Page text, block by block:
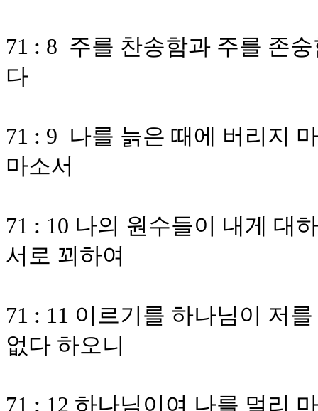
71 : 8 주를 찬송함과 주를 존
다
71 : 9 나를 늙은 때에 버리지
마소서
71 : 10 나의 원수들이 내게 대
서로 꾀하여
71 : 11 이르기를 하나님이 저
없다 하오니
71 : 12 하나님이여 나를 멀리